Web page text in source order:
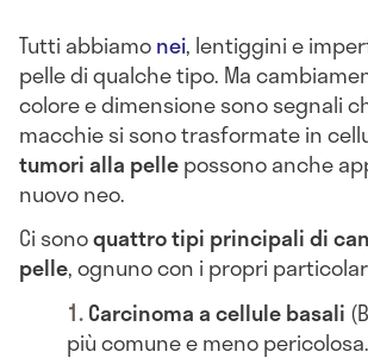
Tutti abbiamonei, lentiggini e
pelle di qualche tipo. Ma
colore e dimensione sono segnali
macchie si sono trasformate in
tumori alla pellepossono anche
nuovo neo.
Ci sonoquattro tipi principali di
pelle, ognuno con i propri
Carcinoma a cellule basali
più comune e meno